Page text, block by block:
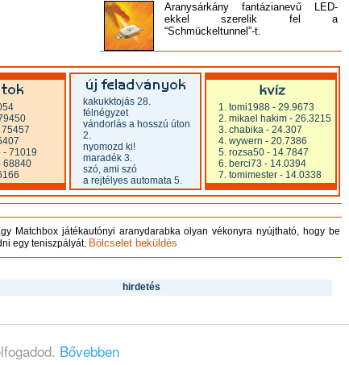
Bővebben
Aranysárkány fantázianevű LED-
ekkel szerelik fel a
“Schmückeltunnel”-t.
75457
- 71019
68840
kakukktojás 28.
félnégyzet
vándorlás a hosszú úton
2.
nyomozd ki!
maradék 3.
szó, ami szó
a rejtélyes automata 5.
1. tomi1988 - 29.9673
2. mikael hakim - 26.3215
3. chabika - 24.307
4. wywern - 20.7386
5. rozsa50 - 14.7847
6. berci73 - 14.0394
7. tomimester - 14.0338
Matchbox játékautónyi aranydarabka olyan vékonyra nyújtható, hogy be
egy teniszpályát. Bölcselet beküldés
hirdetés